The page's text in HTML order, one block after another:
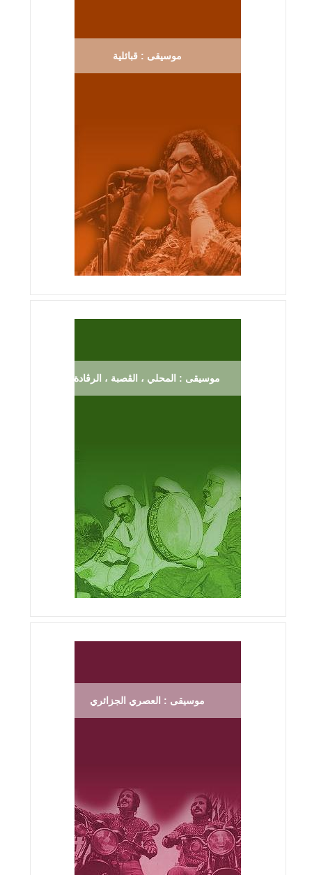
موسيقى : قبائلية
موسيقى : المحلي ، الڨصبة ، الرڨادة
موسيقى : العصري الجزائري